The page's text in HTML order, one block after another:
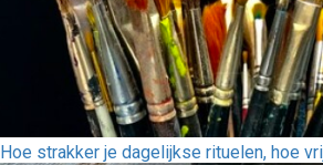
Hoe strakker je dagelijkse rituelen, hoe